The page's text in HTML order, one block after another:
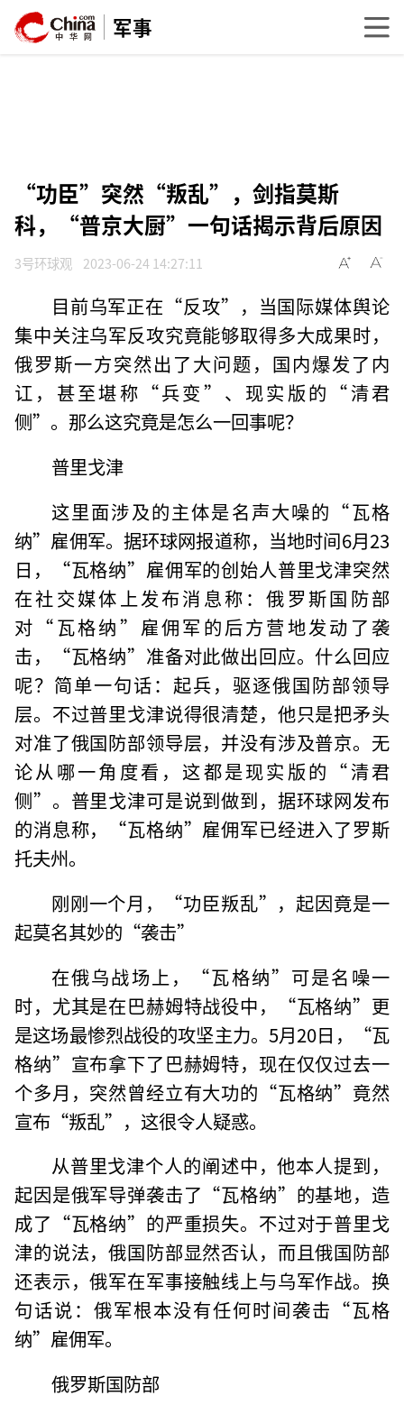
军事
“功臣”突然“叛乱”，剑指莫斯
科，“普京大厨”一句话揭示背后原因
3号环球观 2023-06-24 14:27:11
目前乌军正在“反攻”，当国际媒体舆论
集中关注乌军反攻究竟能够取得多大成果时，
俄罗斯一方突然出了大问题，国内爆发了内
讧，甚至堪称“兵变”、现实版的“清君
侧”。那么这究竟是怎么一回事呢？
普里戈津
这里面涉及的主体是名声大噪的“瓦格
纳”雇佣军。据环球网报道称，当地时间6月23
日，“瓦格纳”雇佣军的创始人普里戈津突然
在社交媒体上发布消息称：俄罗斯国防部
对“瓦格纳”雇佣军的后方营地发动了袭
击，“瓦格纳”准备对此做出回应。什么回应
呢？简单一句话：起兵，驱逐俄国防部领导
层。不过普里戈津说得很清楚，他只是把矛头
对准了俄国防部领导层，并没有涉及普京。无
论从哪一角度看，这都是现实版的“清君
侧”。普里戈津可是说到做到，据环球网发布
的消息称，“瓦格纳”雇佣军已经进入了罗斯
托夫州。
刚刚一个月，“功臣叛乱”，起因竟是一
起莫名其妙的“袭击”
在俄乌战场上，“瓦格纳”可是名噪一
时，尤其是在巴赫姆特战役中，“瓦格纳”更
是这场最惨烈战役的攻坚主力。5月20日，“瓦
格纳”宣布拿下了巴赫姆特，现在仅仅过去一
个多月，突然曾经立有大功的“瓦格纳”竟然
宣布“叛乱”，这很令人疑惑。
从普里戈津个人的阐述中，他本人提到，
起因是俄军导弹袭击了“瓦格纳”的基地，造
成了“瓦格纳”的严重损失。不过对于普里戈
津的说法，俄国防部显然否认，而且俄国防部
还表示，俄军在军事接触线上与乌军作战。换
句话说：俄军根本没有任何时间袭击“瓦格
纳”雇佣军。
俄罗斯国防部